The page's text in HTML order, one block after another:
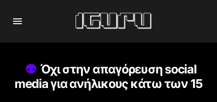
Όχι στην απαγόρευση social
media για ανήλικους κάτω των 15